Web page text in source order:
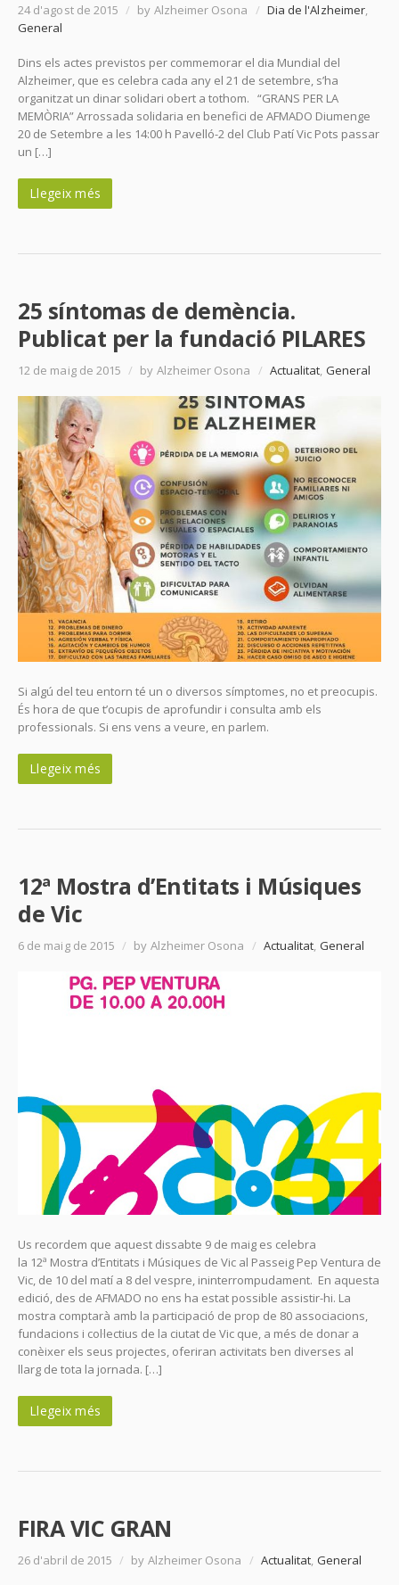
24 d'agost de 2015 / by Alzheimer Osona / Dia de l'Alzheimer,
General
Dins els actes previstos per commemorar el dia Mundial del
Alzheimer, que es celebra cada any el 21 de setembre, s’ha
organitzat un dinar solidari obert a tothom. “GRANS PER LA
MEMÒRIA” Arrossada solidaria en benefici de AFMADO Diumenge
20 de Setembre a les 14:00 h Pavelló-2 del Club Patí Vic Pots passar
un […]
Llegeix més
25 síntomas de demència.
Publicat per la fundació PILARES
12 de maig de 2015 / by Alzheimer Osona / Actualitat, General
Si algú del teu entorn té un o diversos símptomes, no et preocupis.
És hora de que t’ocupis de aprofundir i consulta amb els
professionals. Si ens vens a veure, en parlem.
Llegeix més
12ª Mostra d’Entitats i Músiques
de Vic
6 de maig de 2015 / by Alzheimer Osona / Actualitat, General
Us recordem que aquest dissabte 9 de maig es celebra
la 12ª Mostra d’Entitats i Músiques de Vic al Passeig Pep Ventura de
Vic, de 10 del matí a 8 del vespre, ininterrompudament. En aquesta
edició, des de AFMADO no ens ha estat possible assistir-hi. La
mostra comptarà amb la participació de prop de 80 associacions,
fundacions i col·lectius de la ciutat de Vic que, a més de donar a
conèixer els seus projectes, oferiran activitats ben diverses al
llarg de tota la jornada. […]
Llegeix més
FIRA VIC GRAN
26 d'abril de 2015 / by Alzheimer Osona / Actualitat, General